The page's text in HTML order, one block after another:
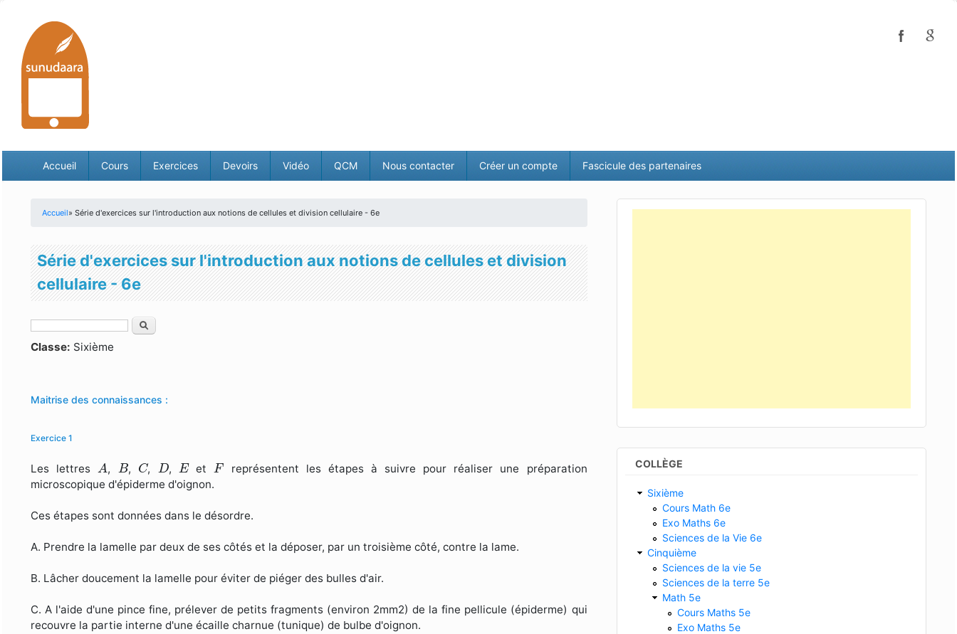
Accueil Cours Exercices Devoirs Vidéo QCM Nous contacter Créer un compte Fascicule des partenaires
Accueil» Série d'exercices sur l'introduction aux notions de cellules et division cellulaire - 6e
Série d'exercices sur l'introduction aux notions de cellules et division
cellulaire - 6e
Formulaire de recherche
Rechercher
Classe: Sixième
Maitrise des connaissances :
Exercice 1
Les lettres A
A, B
B, C
C, D
D, E
Eet F
F
représentent les étapes à suivre pour réaliser une préparation
microscopique d'épiderme d'oignon.
Ces étapes sont données dans le désordre.
A. Prendre la lamelle par deux de ses côtés et la déposer, par un troisième côté, contre la lame.
B. Lâcher doucement la lamelle pour éviter de piéger des bulles d'air.
C. A l'aide d'une pince fine, prélever de petits fragments (environ 2mm2) de la fine pellicule (épiderme) qui
recouvre la partie interne d'une écaille charnue (tunique) de bulbe d'oignon.
COLLÈGE
Sixième
Cours Math 6e
Exo Maths 6e
Sciences de la Vie 6e
Cinquième
Sciences de la vie 5e
Sciences de la terre 5e
Math 5e
Cours Maths 5e
Exo Maths 5e